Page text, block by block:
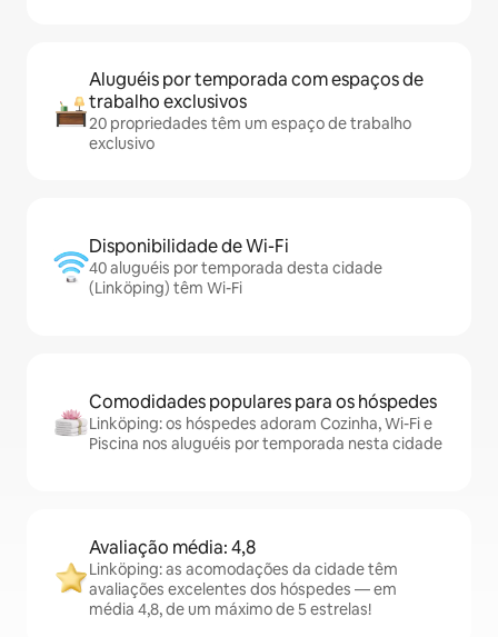
Aluguéis por temporada com espaços de
trabalho exclusivos
20 propriedades têm um espaço de trabalho
exclusivo
Disponibilidade de Wi-Fi
40 aluguéis por temporada desta cidade
(Linköping) têm Wi-Fi
Comodidades populares para os hóspedes
Linköping: os hóspedes adoram Cozinha, Wi-Fi e
Piscina nos aluguéis por temporada nesta cidade
Avaliação média: 4,8
Linköping: as acomodações da cidade têm
avaliações excelentes dos hóspedes — em
média 4,8, de um máximo de 5 estrelas!